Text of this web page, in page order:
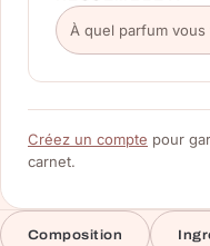
Créez un compte pour
carnet.
Composition